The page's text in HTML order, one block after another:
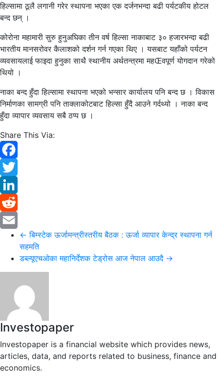
हिल्सामा ठूलै लगानी गरेर स्थापना भएका एक दर्जनभन्दा बढी पर्यटकीय होटल
बन्द छन् ।
कोरोना महामारी सुरु हुनुअघिका तीन वर्ष हिल्सा नाकाबाट ३० हजारभन्दा बढी
भारतीय मानसरोवर कैलाशको दर्शन गर्न गएका थिए । यसबाट यहाँको पर्यटन
व्यवसायलाई फाइदा हुनुका साथै स्थानीय अर्थतन्त्रमा महŒवपूर्ण योगदान गरेको
थियो ।
नाका बन्द हुँदा हिल्सामा स्थापना भएको भन्सार कार्यालय पनि बन्द छ । विकास
निर्माणका सामग्री पनि ताक्लाकोटबाट हिल्सा हुँदै आउने गर्दथ्यो । नाका बन्द
हुँदा व्यापार व्यवसाय सबै ठप्प छ ।
Share This Via:
Facebook
Twitter
LinkedIn
Reddit
Email ← बिम्स्टेक ऊर्जामन्त्रीस्तरीय बैठक : ऊर्जा व्यापार केन्द्र स्थापना गर्न
सहमति
डब्ल्यूएचओका महानिर्देशक टेड्रोस आज नेपाल आउदै →
Investopaper
Investopaper is a financial website which provides news,
articles, data, and reports related to business, finance and
economics.